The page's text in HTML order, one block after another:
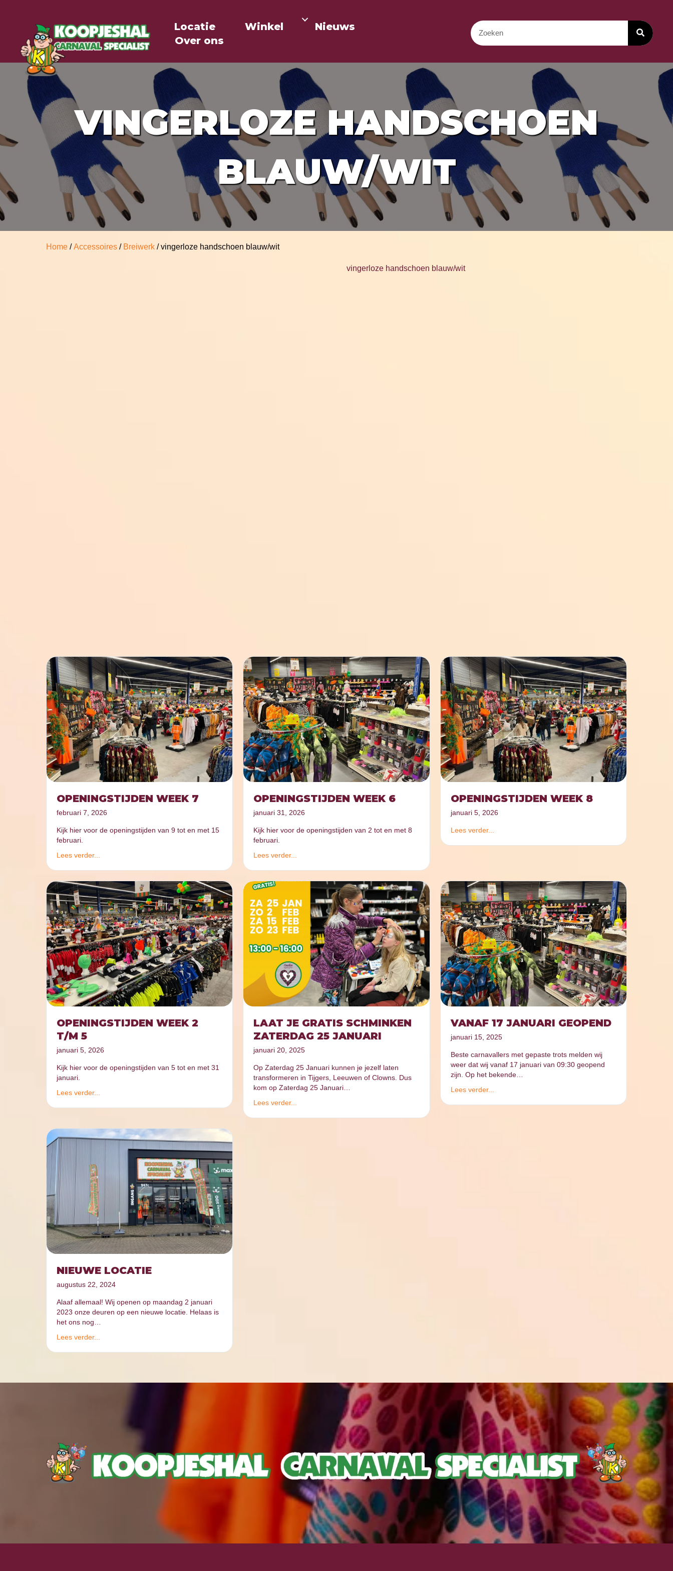
Locatie Winkel
Nieuws
Over ons
VINGERLOZE HANDSCHOEN
BLAUW/WIT
Home /Accessoires / Breiwerk / vingerloze handschoen blauw/wit
vingerloze handschoen blauw/wit
OPENINGSTIJDEN WEEK 7
februari 7, 2026
Kijk hier voor de openingstijden van 9 tot en met 15
februari.
Lees verder...
OPENINGSTIJDEN WEEK 6
januari 31, 2026
Kijk hier voor de openingstijden van 2 tot en met 8
februari.
Lees verder...
OPENINGSTIJDEN WEEK 8
januari 5, 2026
Lees verder...
OPENINGSTIJDEN WEEK 2
T/M 5
januari 5, 2026
Kijk hier voor de openingstijden van 5 tot en met 31
januari.
Lees verder...
LAAT JE GRATIS SCHMINKEN
ZATERDAG 25 JANUARI
januari 20, 2025
Op Zaterdag 25 Januari kunnen je jezelf laten
transformeren in Tijgers, Leeuwen of Clowns. Dus
kom op Zaterdag 25 Januari…
Lees verder...
VANAF 17 JANUARI GEOPEND
januari 15, 2025
Beste carnavallers met gepaste trots melden wij
weer dat wij vanaf 17 januari van 09:30 geopend
zijn. Op het bekende…
Lees verder...
NIEUWE LOCATIE
augustus 22, 2024
Alaaf allemaal! Wij openen op maandag 2 januari
2023 onze deuren op een nieuwe locatie. Helaas is
het ons nog…
Lees verder...